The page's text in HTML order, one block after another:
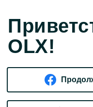
OLX!